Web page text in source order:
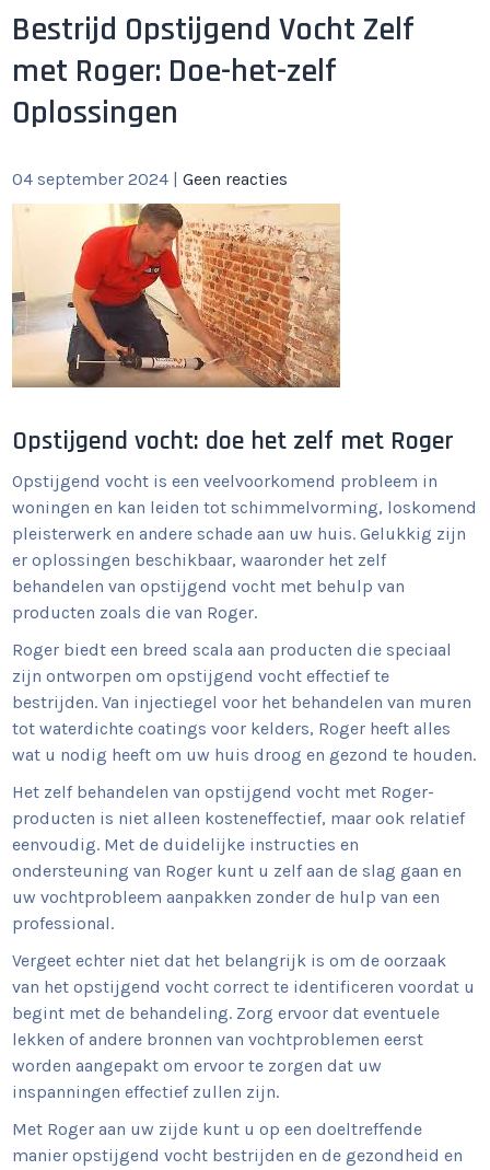
Bestrijd Opstijgend Vocht Zelf
met Roger: Doe-het-zelf
Oplossingen
04 september 2024 |Geen reacties
Opstijgend vocht: doe het zelf met Roger
Opstijgend vocht is een veelvoorkomend probleem in
woningen en kan leiden tot schimmelvorming, loskomend
pleisterwerk en andere schade aan uw huis. Gelukkig zijn
er oplossingen beschikbaar, waaronder het zelf
behandelen van opstijgend vocht met behulp van
producten zoals die van Roger.
Roger biedt een breed scala aan producten die speciaal
zijn ontworpen om opstijgend vocht effectief te
bestrijden. Van injectiegel voor het behandelen van muren
tot waterdichte coatings voor kelders, Roger heeft alles
wat u nodig heeft om uw huis droog en gezond te houden.
Het zelf behandelen van opstijgend vocht met Roger-
producten is niet alleen kosteneffectief, maar ook relatief
eenvoudig. Met de duidelijke instructies en
ondersteuning van Roger kunt u zelf aan de slag gaan en
uw vochtprobleem aanpakken zonder de hulp van een
professional.
Vergeet echter niet dat het belangrijk is om de oorzaak
van het opstijgend vocht correct te identificeren voordat u
begint met de behandeling. Zorg ervoor dat eventuele
lekken of andere bronnen van vochtproblemen eerst
worden aangepakt om ervoor te zorgen dat uw
inspanningen effectief zullen zijn.
Met Roger aan uw zijde kunt u op een doeltreffende
manier opstijgend vocht bestrijden en de gezondheid en